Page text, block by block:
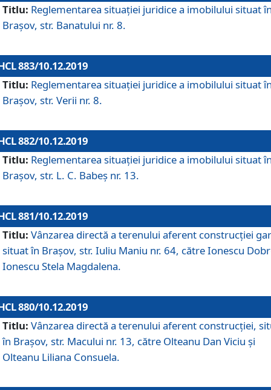
Titlu: Reglementarea situației juridice a imobilului situat
Brașov, str. Banatului nr. 8.
883/10.12.2019
Titlu: Reglementarea situației juridice a imobilului situat
Brașov, str. Verii nr. 8.
882/10.12.2019
Titlu: Reglementarea situației juridice a imobilului situat
Brașov, str. L. C. Babeș nr. 13.
881/10.12.2019
Titlu: Vânzarea directă a terenului aferent construcției
situat în Brașov, str. Iuliu Maniu nr. 64, către Ionescu
Ionescu Stela Magdalena.
880/10.12.2019
Titlu: Vânzarea directă a terenului aferent construcției,
în Brașov, str. Macului nr. 13, către Olteanu Dan Viciu și
Olteanu Liliana Consuela.